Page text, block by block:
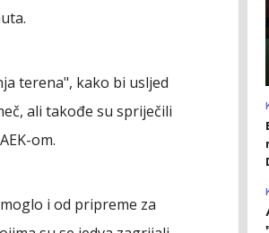
terena", kako bi usljed
ali takođe su spriječili
om.
i od pripreme za